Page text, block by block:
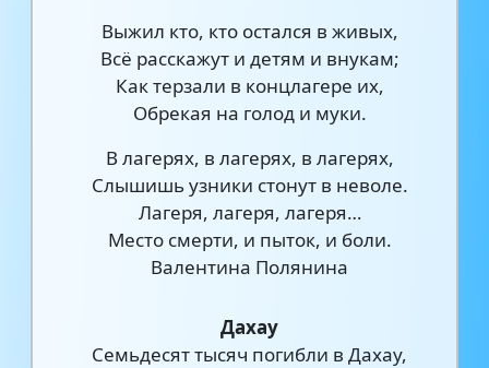
Выжил кто, кто остался в живых,
Всё расскажут и детям и внукам;
Как терзали в концлагере их,
Обрекая на голод и муки.
В лагерях, в лагерях, в лагерях,
Слышишь узники стонут в неволе.
Лагеря, лагеря, лагеря…
Место смерти, и пыток, и боли.
Валентина Полянина
Дахау
Семьдесят тысяч погибли в Дахау,